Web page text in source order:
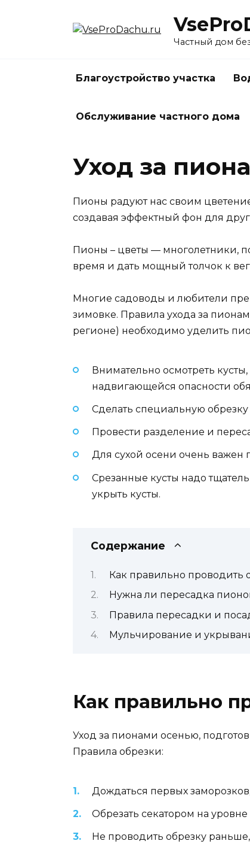
Частный дом
Благоустройство участка
Обслуживание частного дома
Уход за
Пионы радуют нас своим
создавая эффектный фон для
Пионы – цветы — многолетники,
время и дать мощный толчок к
Многие садоводы и любители
зимовке. Правила ухода за
регионе) необходимо уделить
Внимательно осмотреть
надвигающейся опасности
Сделать специальную обрезку
Провести разделение и
Для сухой осени очень важен
Срезанные кусты надо
укрыть кусты.
Содержание
Как правильно проводить
Нужна ли пересадка
Правила пересадки и
Мульчирование и
Как правильно
Уход за пионами осенью,
Правила обрезки:
Дождаться первых
Обрезать секатором на
Не проводить обрезку